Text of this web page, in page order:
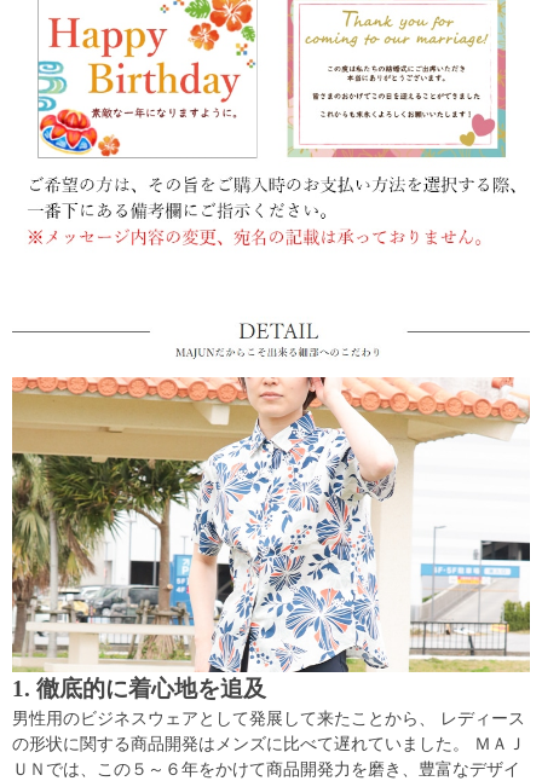
1. 徹底的に着心地を追及
男性用のビジネスウェアとして発展して来たことから、 レディース
の形状に関する商品開発はメンズに比べて遅れていました。 ＭＡＪ
ＵＮでは、この５～６年をかけて商品開発力を磨き、豊富なデザイ